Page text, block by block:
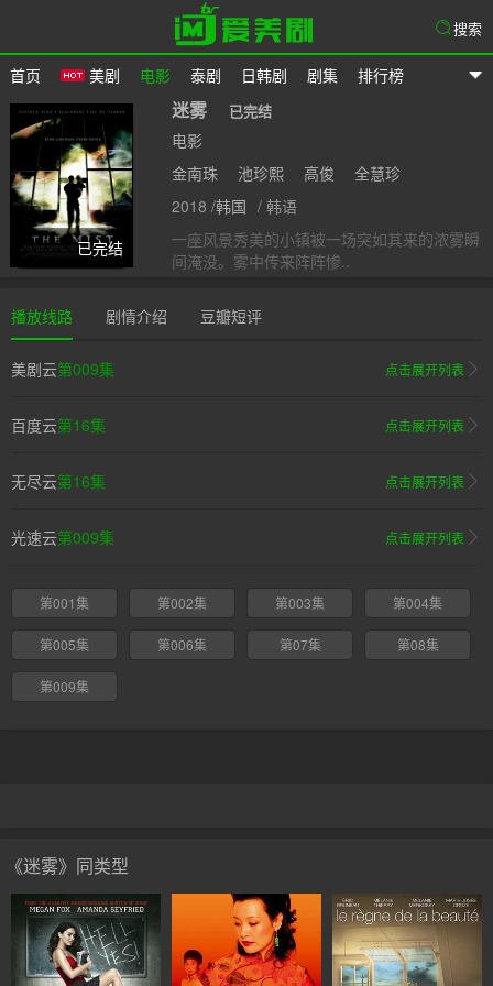
爱美剧
首页 美剧 电影 泰剧 日韩剧 剧集 排行榜
搜索
已完结
迷雾 已完结
电影
金南珠
池珍熙 高俊
全慧珍
2018 /韩国 / 韩语
一座风景秀美的小镇被一场突如其来的浓雾瞬
间淹没。雾中传来阵阵惨..
播放线路 剧情介绍 豆瓣短评
美剧云第009集 点击展开列表
百度云第16集 点击展开列表
无尽云第16集 点击展开列表
光速云第009集 点击展开列表
第001集 第002集 第003集 第004集
第005集 第006集 第07集 第08集
第009集
《迷雾》同类型